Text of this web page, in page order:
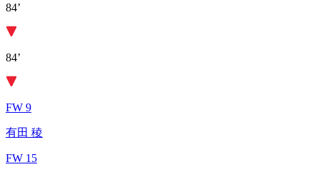
84’
84’
FW 9
有田 稜
FW 15